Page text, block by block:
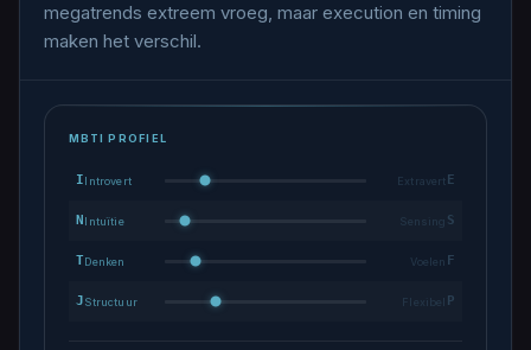
megatrends extreem vroeg, maar execution en timing
maken het verschil.
MBTI PROFIEL
IIntrovert Extravert E
N Intuïtie Sensing S
TDenken Voelen F
JStructuur Flexibel P